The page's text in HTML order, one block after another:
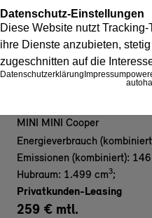
MINI MINI Cooper
Energieverbrauch
Emissionen (kombiniert):
Hubraum: 1.499 cm3;
Privatkunden-Leasing
259 € mtl.